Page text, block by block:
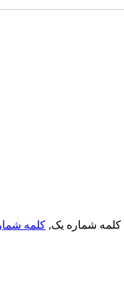
کلمه شماره یک, کلمه